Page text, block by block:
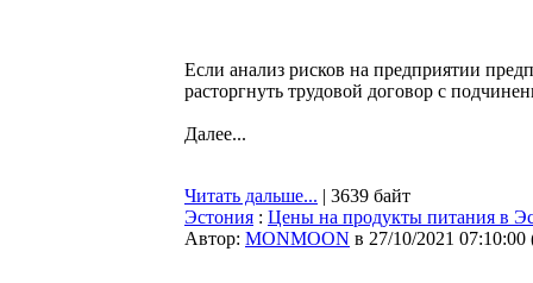
Если анализ рисков на предприятии
расторгнуть трудовой договор с
Далее...
Читать дальше... | 3639 байт
Эстония : Цены на продукты питания в
Автор: MONMOON в 27/10/2021 07:10:00